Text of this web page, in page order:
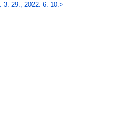
3. 29., 2022. 6. 10.>